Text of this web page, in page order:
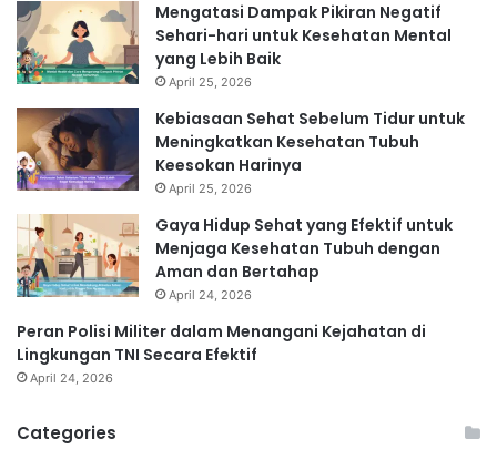
Mengatasi Dampak Pikiran Negatif
Sehari-hari untuk Kesehatan Mental
yang Lebih Baik
April 25, 2026
Kebiasaan Sehat Sebelum Tidur untuk
Meningkatkan Kesehatan Tubuh
Keesokan Harinya
April 25, 2026
Gaya Hidup Sehat yang Efektif untuk
Menjaga Kesehatan Tubuh dengan
Aman dan Bertahap
April 24, 2026
Peran Polisi Militer dalam Menangani Kejahatan di
Lingkungan TNI Secara Efektif
April 24, 2026
Categories